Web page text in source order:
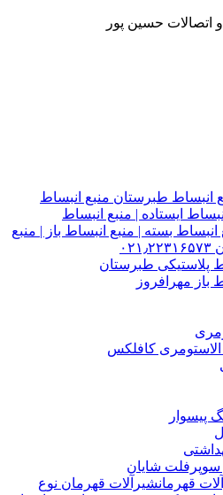
اتصالات حسین پور
انبساط طبرستان منبع انبساط
ایستاده | منبع انبساط
انبساط بسته | منبع انبساط باز | منبع
پلاستیکی طبرستان
باز مهرافروز
کافلکس
پیسوار
شایان
قهرمانشیرآلات قهرمان نوع